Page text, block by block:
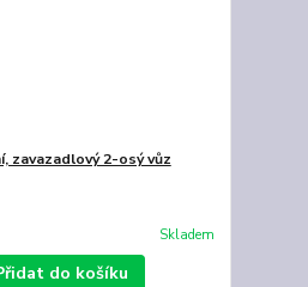
zavazadlový 2-osý vůz
Skladem
do košíku